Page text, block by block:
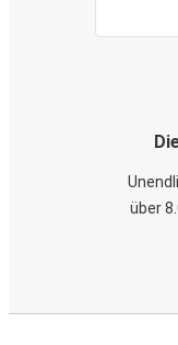
über